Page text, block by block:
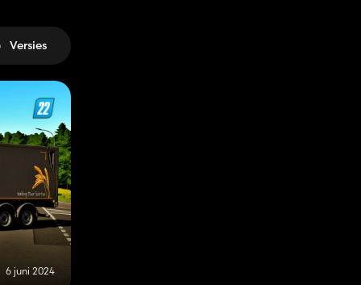
Versies
6 juni 2024